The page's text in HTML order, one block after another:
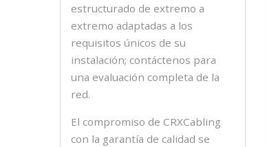
estructurado de extremo a
extremo adaptadas a los
requisitos únicos de su
instalación; contáctenos para
una evaluación completa de la
red.
El compromiso de CRXCabling
con la garantía de calidad se